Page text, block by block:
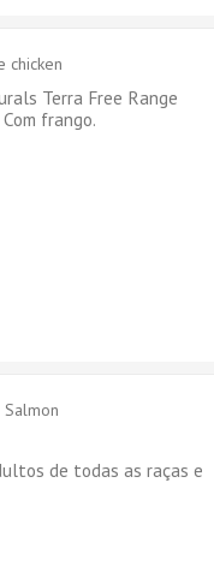
chicken
Terra Free Range
frango.
de todas as raças e